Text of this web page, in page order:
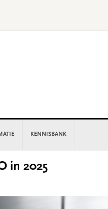
KENNISBANK
in 2025